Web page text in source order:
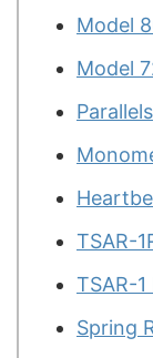
Model
Model
Parallels
TSAR-
TSAR-
Spring